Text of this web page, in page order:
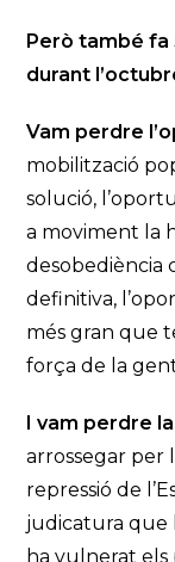
Però també fa
durant
Vam perdre
mobilització
solució,
a moviment la
desobediència
definitiva,
més gran que
força de la
I vam perdre
arrossegar per
repressió de
judicatura que
ha vulnerat els